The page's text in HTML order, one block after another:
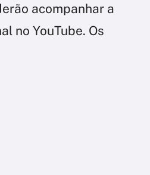
acompanhar a
no YouTube. Os